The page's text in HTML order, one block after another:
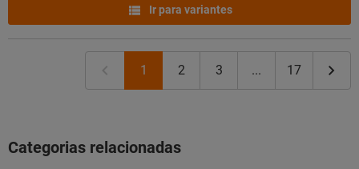
Ir para variantes
1 2 3 ... 17
Categorias relacionadas